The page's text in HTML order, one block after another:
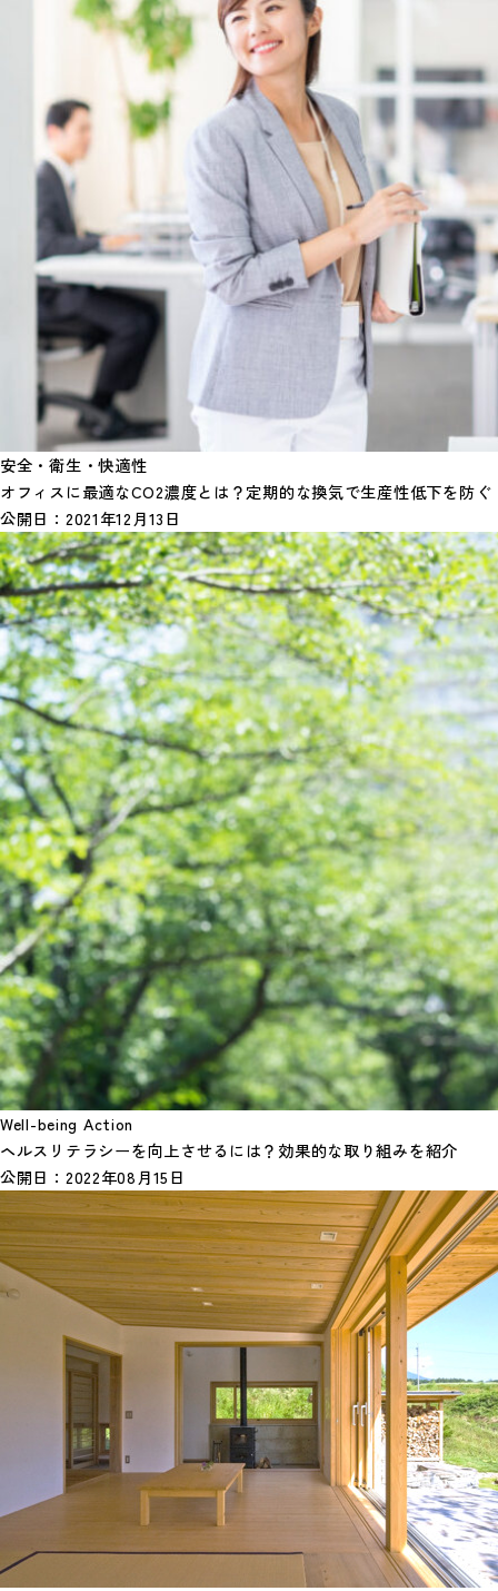
安全・衛生・快適性
オフィスに最適なCO2濃度とは？定期的な換気で生産性低下を防ぐ
公開日： 2021年12月13日
Well-being Action
ヘルスリテラシーを向上させるには？効果的な取り組みを紹介
公開日： 2022年08月15日